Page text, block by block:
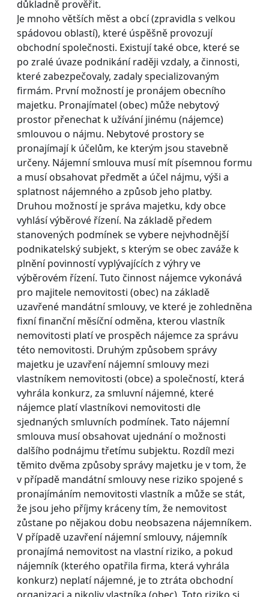
důkladně prověřit.
Je mnoho větších měst a obcí (zpravidla s velkou
spádovou oblastí), které úspěšně provozují
obchodní společnosti. Existují také obce, které se
po zralé úvaze podnikání raději vzdaly, a činnosti,
které zabezpečovaly, zadaly specializovaným
firmám. První možností je pronájem obecního
majetku. Pronajímatel (obec) může nebytový
prostor přenechat k užívání jinému (nájemce)
smlouvou o nájmu. Nebytové prostory se
pronajímají k účelům, ke kterým jsou stavebně
určeny. Nájemní smlouva musí mít písemnou formu
a musí obsahovat předmět a účel nájmu, výši a
splatnost nájemného a způsob jeho platby.
Druhou možností je správa majetku, kdy obce
vyhlásí výběrové řízení. Na základě předem
stanovených podmínek se vybere nejvhodnější
podnikatelský subjekt, s kterým se obec zaváže k
plnění povinností vyplývajících z výhry ve
výběrovém řízení. Tuto činnost nájemce vykonává
pro majitele nemovitosti (obec) na základě
uzavřené mandátní smlouvy, ve které je zohledněna
fixní finanční měsíční odměna, kterou vlastník
nemovitosti platí ve prospěch nájemce za správu
této nemovitosti. Druhým způsobem správy
majetku je uzavření nájemní smlouvy mezi
vlastníkem nemovitosti (obce) a společností, která
vyhrála konkurz, za smluvní nájemné, které
nájemce platí vlastníkovi nemovitosti dle
sjednaných smluvních podmínek. Tato nájemní
smlouva musí obsahovat ujednání o možnosti
dalšího podnájmu třetímu subjektu. Rozdíl mezi
těmito dvěma způsoby správy majetku je v tom, že
v případě mandátní smlouvy nese riziko spojené s
pronajímáním nemovitosti vlastník a může se stát,
že jsou jeho příjmy kráceny tím, že nemovitost
zůstane po nějakou dobu neobsazena nájemníkem.
V případě uzavření nájemní smlouvy, nájemník
pronajímá nemovitost na vlastní riziko, a pokud
nájemník (kterého opatřila firma, která vyhrála
konkurz) neplatí nájemné, je to ztráta obchodní